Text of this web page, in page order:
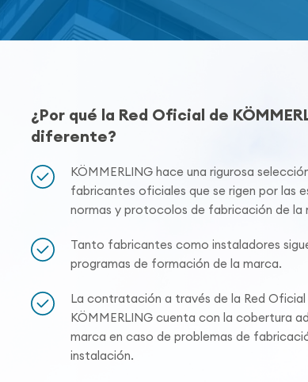
¿Por qué la Red Oficial de
diferente?
KÖMMERLING hace una rigurosa
fabricantes oficiales que se rigen por las
normas y protocolos de fabricación de la
Tanto fabricantes como instaladores
programas de formación de la marca.
La contratación a través de la Red Oficial
KÖMMERLING cuenta con la cobertura
marca en caso de problemas de
instalación.